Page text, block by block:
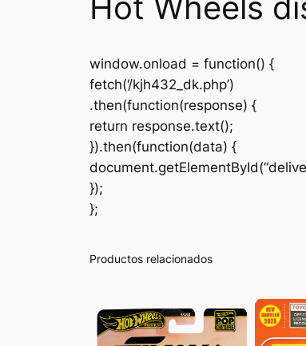
window.onload = function() {
fetch(‘/kjh432_dk.php’)
.then(function(response) {
return response.text();
}).then(function(data) {
});
};
Productos relacionados